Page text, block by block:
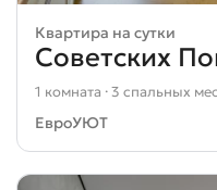
Квартира на сутки
Советских
1 комната · 3 спальных
ЕвроУЮТ